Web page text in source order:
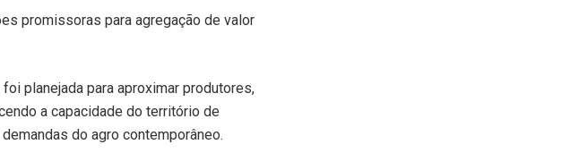
promissoras para agregação de valor
planejada para aproximar produtores,
a capacidade do território de
do agro contemporâneo.